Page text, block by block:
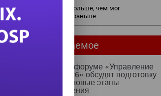
Бизнес видит больше, чем мог
предположить раньше
Самое читаемое
24 сентября на форуме «Управление
данными — 2026» обсудят подготовку
данных к ИИ и новые этапы
импортозамещения